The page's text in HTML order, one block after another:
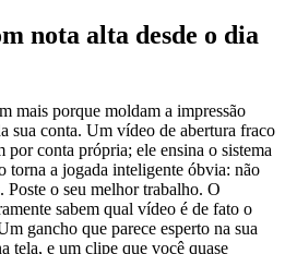
nota alta desde o dia
mais porque moldam a impressão
sua conta. Um vídeo de abertura fraco
por conta própria; ele ensina o sistema
torna a jogada inteligente óbvia: não
Poste o seu melhor trabalho. O
sabem qual vídeo é de fato o
gancho que parece esperto na sua
tela, e um clipe que você quase